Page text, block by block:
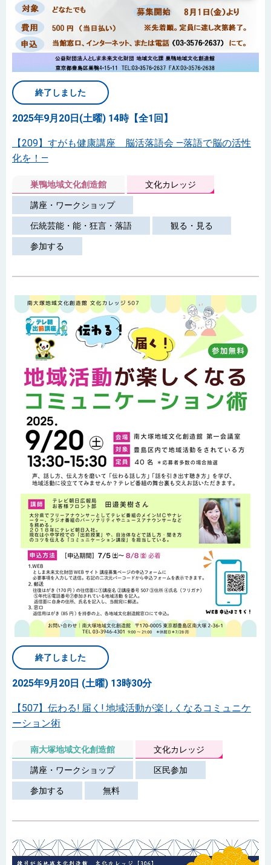
終了しました
2025年9月20日(土曜) 14時【全1回】
【209】すがも健康講座 脳活落語会 ―落語で脳の活性
化を！―
巣鴨地域文化創造館 文化カレッジ
講座・ワークショップ
伝統芸能・能・狂言・落語 観る・見る
参加する
終了しました
2025年9月20日 (土曜) 13時30分
【507】伝わる! 届く! 地域活動が楽しくなるコミュニケ
ーション術
南大塚地域文化創造館 文化カレッジ
講座・ワークショップ 区民参加
参加する 無料